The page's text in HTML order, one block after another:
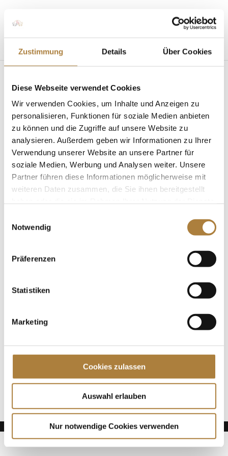
Zustimmung Details Über Cookies
Diese Webseite verwendet Cookies
Wir verwenden Cookies, um Inhalte und Anzeigen zu
personalisieren, Funktionen für soziale Medien anbieten
zu können und die Zugriffe auf unsere Website zu
analysieren. Außerdem geben wir Informationen zu Ihrer
Verwendung unserer Website an unsere Partner für
soziale Medien, Werbung und Analysen weiter. Unsere
Partner führen diese Informationen möglicherweise mit
weiteren Daten zusammen, die Sie ihnen bereitgestellt
Notwendig
Präferenzen
Statistiken
Marketing
Cookies zulassen
Auswahl erlauben
Nur notwendige Cookies verwenden
Seite wählen
Mathies
Rüder_DJM_München
vonInsa Strothmann |22. August 2023
Mathies Rüder und For Freedom EKT bei der DJM in
München-Riem
Spenden
Die Finalteilnehmer von Deutschlands U25
Talentpool-Athlet Calvin Böckmann wird U25-
eine Legende des Pferdesports